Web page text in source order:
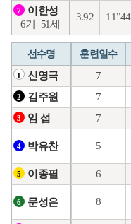
7
이한성
6기
51세
3.92 11”44
선수명 훈련일수
1 신영극 7
2 김주원 7
3 임 섭 7
4 박유찬 5
5 이종필 6
6 문성은 8